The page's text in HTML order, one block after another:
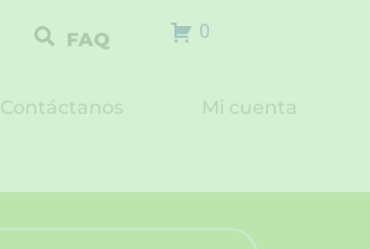
FAQ 0
Contáctanos Mi cuenta